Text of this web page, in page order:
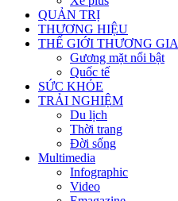
QUẢN TRỊ
THƯƠNG HIỆU
THẾ GIỚI THƯƠNG GIA
Gương mặt nổi bật
Quốc tế
SỨC KHỎE
TRẢI NGHIỆM
Du lịch
Thời trang
Đời sống
Multimedia
Infographic
Video